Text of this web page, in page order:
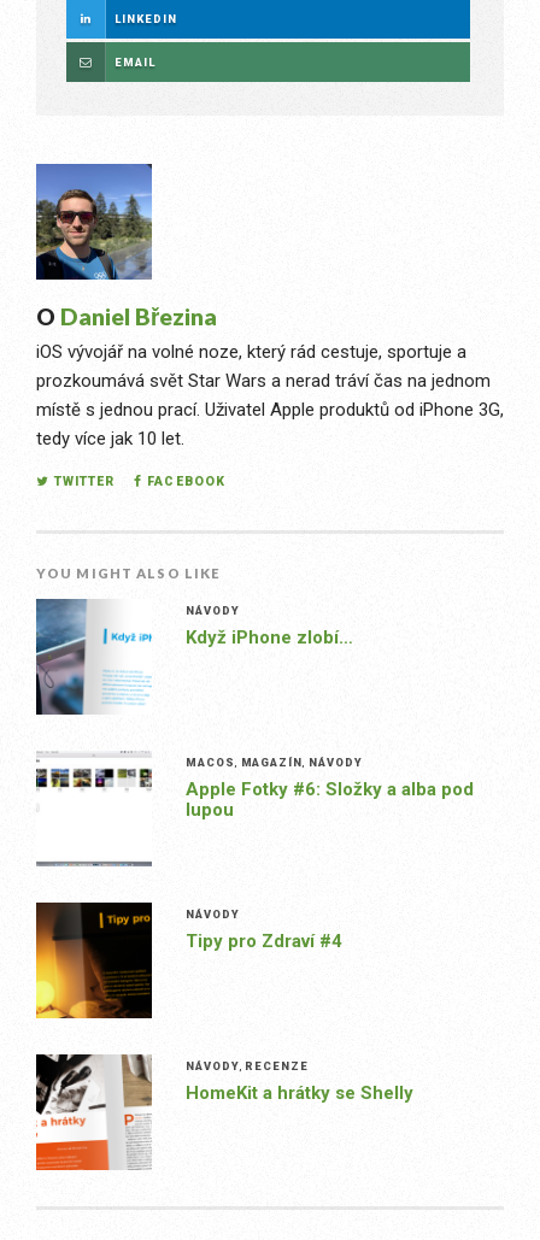
LINKEDIN
EMAIL
O Daniel Březina
iOS vývojář na volné noze, který rád cestuje, sportuje a
prozkoumává svět Star Wars a nerad tráví čas na jednom
místě s jednou prací. Uživatel Apple produktů od iPhone 3G,
tedy více jak 10 let.
TWITTER FACEBOOK
YOU MIGHT ALSO LIKE
NÁVODY
Když iPhone zlobí…
MACOS MAGAZÍN NÁVODY
Apple Fotky #6: Složky a alba pod
lupou
NÁVODY
Tipy pro Zdraví #4
NÁVODY RECENZE
HomeKit a hrátky se Shelly